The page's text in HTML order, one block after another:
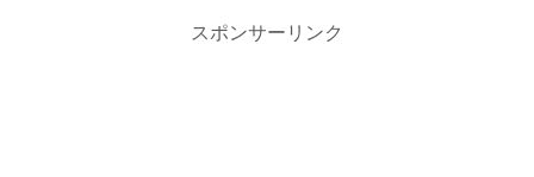
スポンサーリンク